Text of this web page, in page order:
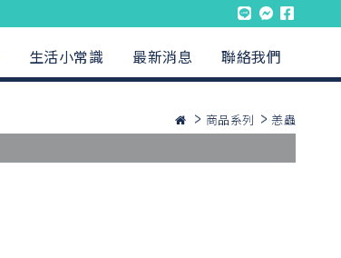
生活小常識 最新消息 聯絡我們
商品系列 恙蟲